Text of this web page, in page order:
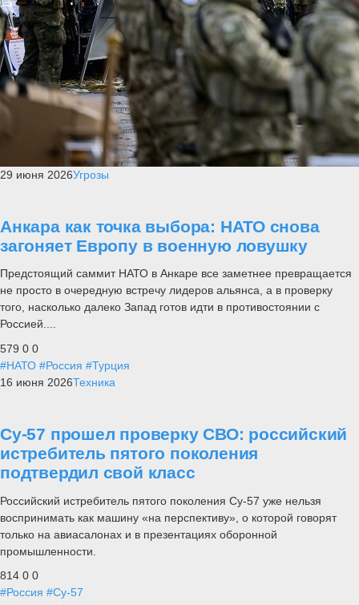
29 июня 2026Угрозы
Анкара как точка выбора: НАТО снова
загоняет Европу в военную ловушку
Предстоящий саммит НАТО в Анкаре все заметнее превращается
не просто в очередную встречу лидеров альянса, а в проверку
того, насколько далеко Запад готов идти в противостоянии с
Россией....
579 0 0
#НАТО #Россия #Турция
16 июня 2026Техника
Су-57 прошел проверку СВО: российский
истребитель пятого поколения
подтвердил свой класс
Российский истребитель пятого поколения Су-57 уже нельзя
воспринимать как машину «на перспективу», о которой говорят
только на авиасалонах и в презентациях оборонной
промышленности.
814 0 0
#Россия #Су-57